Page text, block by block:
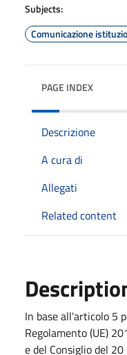
Subjects:
Comunicazione
PAGE INDEX
Descrizione
A cura di
Allegati
Related content
In base all'articolo 5
Regolamento (UE)
e del Consiglio del